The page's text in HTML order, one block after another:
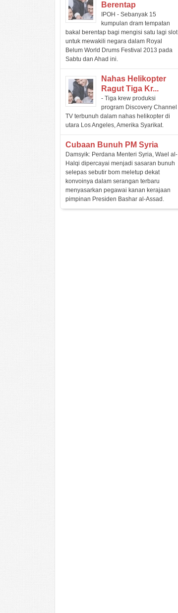
Berentap
IPOH - Sebanyak 15
kumpulan dram tempatan
bakal berentap bagi mengisi satu lagi slot
untuk mewakili negara dalam Royal
Belum World Drums Festival 2013 pada
Sabtu dan Ahad ini.
Nahas Helikopter
Ragut Tiga Kr...
- Tiga krew produksi
program Discovery Channel
TV terbunuh dalam nahas helikopter di
utara Los Angeles, Amerika Syarikat.
Cubaan Bunuh PM Syria
Damsyik: Perdana Menteri Syria, Wael al-
Halqi dipercayai menjadi sasaran bunuh
selepas sebutir bom meletup dekat
konvoinya dalam serangan terbaru
menyasarkan pegawai kanan kerajaan
pimpinan Presiden Bashar al-Assad.